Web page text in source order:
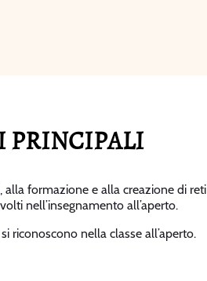
PRINCIPALI
formazione e alla creazione di reti
nell’insegnamento all’aperto.
riconoscono nella classe all’aperto.